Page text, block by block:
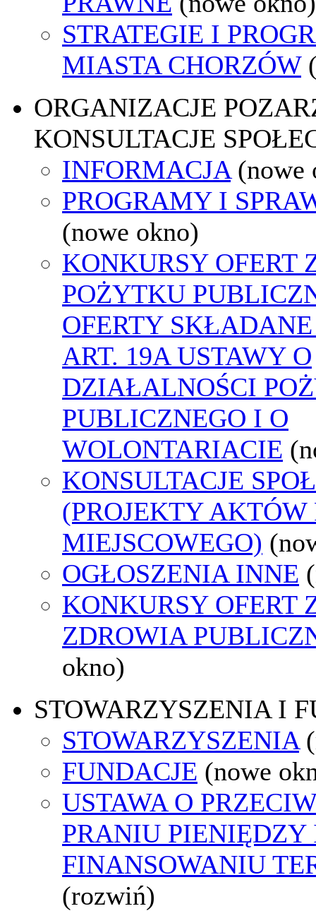
STRATEGIE I
MIASTA CHORZÓW
ORGANIZACJE
KONSULTACJE
INFORMACJA (nowe
PROGRAMY I
(nowe okno)
KONKURSY OFERT
POŻYTKU
OFERTY
ART. 19A USTAWY O
DZIAŁALNOŚCI
PUBLICZNEGO I O
WOLONTARIACIE
KONSULTACJE
(PROJEKTY AKTÓW
MIEJSCOWEGO)
OGŁOSZENIA INNE
KONKURSY OFERT
ZDROWIA
okno)
STOWARZYSZENIA I
STOWARZYSZENIA
FUNDACJE (nowe
USTAWA O
PRANIU PIENIĘDZY
FINANSOWANIU
(rozwiń)